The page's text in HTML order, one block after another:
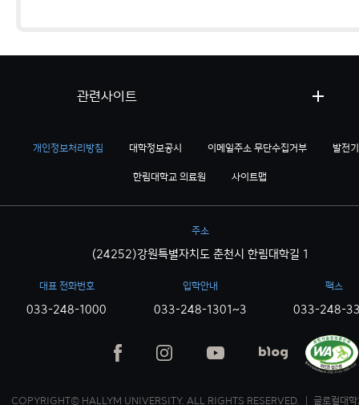
개인정보처리방침 대학정보공시 이메일주소 무단수집거부 발전
한림대학교 의료원 사이트맵
관련사이트
주소
(24252)강원특별자치도 춘천시 한림대학길 1
대표 전화번호
033-248-1000
입학안내
033-248-1301~3
팩스
033-248-
COPYRIGHT© HALLYM UNIVERSITY. ALL RIGHTS RESERVED. ｜ 글로컬대